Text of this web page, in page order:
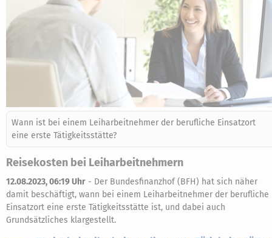
Wann ist bei einem Leiharbeitnehmer der berufliche Einsatzort
eine erste Tätigkeitsstätte?
Reisekosten bei Leiharbeitnehmern
12.08.2023, 06:19 Uhr - Der Bundesfinanzhof (BFH) hat sich näher
damit beschäftigt, wann bei einem Leiharbeitnehmer der berufliche
Einsatzort eine erste Tätigkeitsstätte ist, und dabei auch
Grundsätzliches klargestellt.